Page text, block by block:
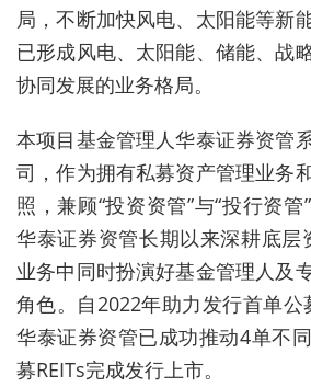
局，不断加快风电、太阳能等新
已形成风电、太阳能、储能、战
协同发展的业务格局。
本项目基金管理人华泰证券资管
司，作为拥有私募资产管理业务
照，兼顾“投资资管”与“投行资管
华泰证券资管长期以来深耕底层
业务中同时扮演好基金管理人及
角色。自2022年助力发行首单公
华泰证券资管已成功推动4单不
募REITs完成发行上市。